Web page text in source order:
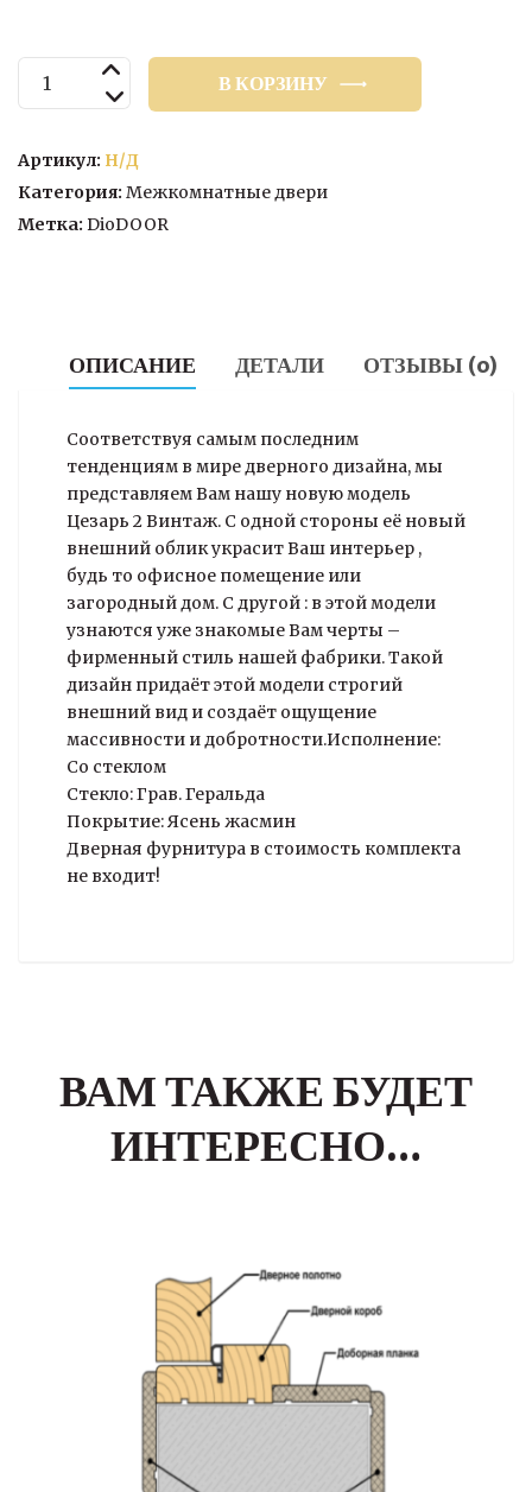
Количество
товара
дверь
(стекло)
В КОРЗИНУ
Артикул: Н/Д
Категория: Межкомнатные двери
Метка: DioDOOR
ОПИСАНИЕ ДЕТАЛИ ОТЗЫВЫ (0)
Соответствуя самым последним
тенденциям в мире дверного дизайна, мы
представляем Вам нашу новую модель
Цезарь 2 Винтаж. С одной стороны её новый
внешний облик украсит Ваш интерьер ,
будь то офисное помещение или
загородный дом. С другой : в этой модели
узнаются уже знакомые Вам черты –
фирменный стиль нашей фабрики. Такой
дизайн придаёт этой модели строгий
внешний вид и создаёт ощущение
массивности и добротности.Исполнение:
Со стеклом
Стекло: Грав. Геральда
Покрытие: Ясень жасмин
Дверная фурнитура в стоимость комплекта
не входит!
ВАМ ТАКЖЕ БУДЕТ
ИНТЕРЕСНО…